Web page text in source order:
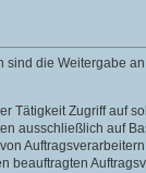
die Weitergabe
Tätigkeit Zugriff auf
ausschließlich auf
beauftragten